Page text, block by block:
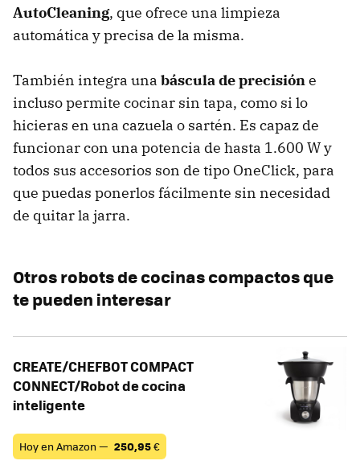
AutoCleaning, que ofrece una limpieza
automática y precisa de la misma.
También integra una báscula de precisióne
incluso permite cocinar sin tapa, como si lo
hicieras en una cazuela o sartén. Es capaz de
funcionar con una potencia de hasta 1.600 W y
todos sus accesorios son de tipo OneClick, para
que puedas ponerlos fácilmente sin necesidad
de quitar la jarra.
Otros robots de cocinas compactos que
te pueden interesar
CREATE/CHEFBOT COMPACT
CONNECT/Robot de cocina
inteligente
Hoy en Amazon — 250,95€